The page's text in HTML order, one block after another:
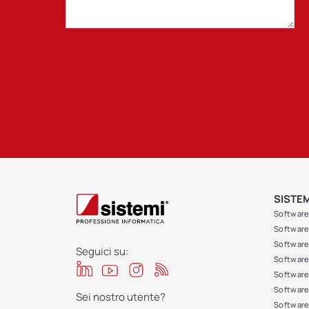
Seguici su:
Sei nostro utente?
Software